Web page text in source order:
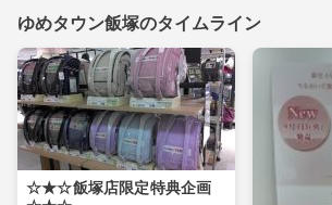
ゆめタウン飯塚のタイムライン
☆★☆飯塚店限定特典企画